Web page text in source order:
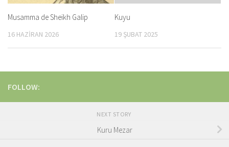
Musamma de Sheikh Galip
16 HAZIRAN 2026
Kuyu
19 ŞUBAT 2025
FOLLOW:
NEXT STORY
Kuru Mezar